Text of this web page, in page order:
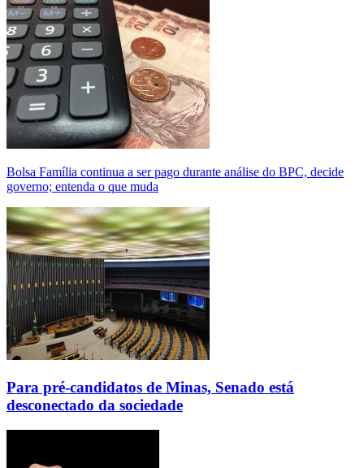
Bolsa Família continua a ser pago durante análise do BPC, decide
governo; entenda o que muda
Para pré-candidatos de Minas, Senado está
desconectado da sociedade